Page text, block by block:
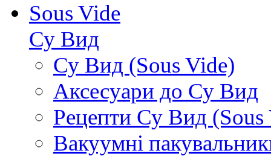
Sous Vide
Су Вид
Су Вид (Sous Vide)
Аксесуари до Су Вид
Рецепти Су Вид (Sous
Вакуумні